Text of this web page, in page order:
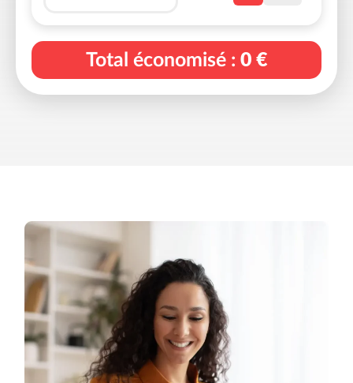
Total économisé : 0 €